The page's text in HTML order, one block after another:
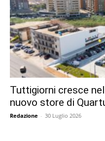
Tuttigiorni cresce
nuovo store di
Redazione - 30 Luglio 2026